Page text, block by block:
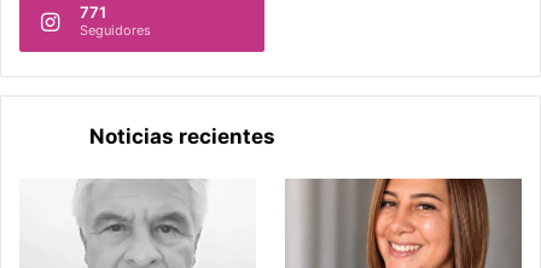
771
Seguidores
Noticias recientes